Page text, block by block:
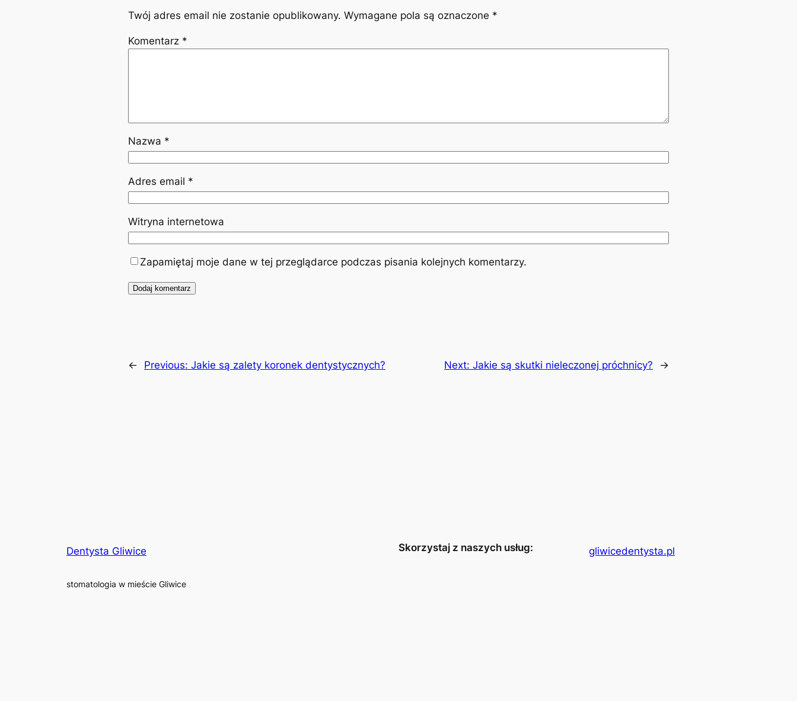
Twój adres email nie zostanie opublikowany. Wymagane pola są oznaczone *
Komentarz *
Nazwa *
Adres email *
Witryna internetowa
Zapamiętaj moje dane w tej przeglądarce podczas pisania kolejnych komentarzy.
← Previous: Jakie są zalety koronek dentystycznych? Next: Jakie są skutki nieleczonej próchnicy? →
Dentysta Gliwice
stomatologia w mieście Gliwice
Skorzystaj z naszych usług: gliwicedentysta.pl